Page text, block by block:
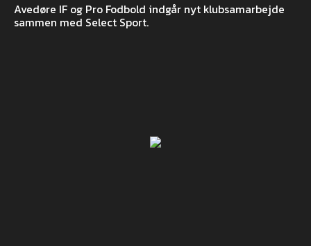
Avedøre IF og Pro Fodbold indgår nyt klubsamarbejde
sammen med Select Sport.